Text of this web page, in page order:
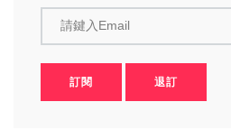
請鍵入Email
訂閱 退訂